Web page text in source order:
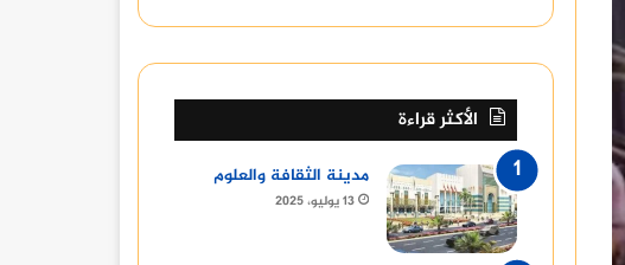
الأكثر قراءة
مدينة الثقافة والعلوم
13 يوليو، 2025